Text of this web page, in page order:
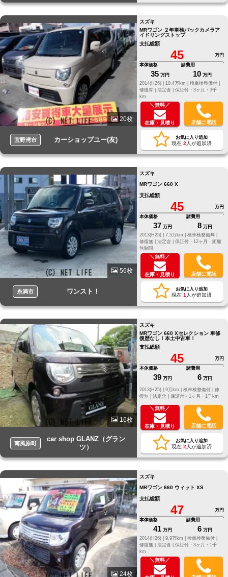
20枚
宜野湾市 カーショップユー(友)
スズキ
MRワゴン ２年車検バックカメラア
イドリングストップ
支払総額
45
万円
本体価格
35 万円
諸費用
10 万円
2014(H26) |
10.4万km |
検車検整備付 |
修復有 | 法定含 | 保証付・3ヶ月・3千
km
＼無料／
在庫・見積り 店舗に電話
お気に入り追加
現在 2 人が追加済
56枚
糸満市 ワンスト！
スズキ
MRワゴン 660 X
支払総額
45
万円
本体価格
37 万円
諸費用
8 万円
2013(H25) |
7.5万km |
検車検整備無 |
修復無 | 法定含 | 保証付・12ヶ月・距離
無制限
＼無料／
在庫・見積り 店舗に電話
お気に入り追加
現在 1 人が追加済
16枚
南風原町
car shop GLANZ（グラン
ツ）
スズキ
MRワゴン 660 Xセレクション 車修
復歴なし！本土中古車！
支払総額
45
万円
本体価格
39 万円
諸費用
6 万円
修
復無 | 法定含 | 保証付・1ヶ月・1千km
＼無料／
在庫・見積り 店舗に電話
お気に入り追加
現在 2 人が追加済
24枚
スズキ
MRワゴン 660 ウィット XS
支払総額
47
万円
本体価格
41 万円
諸費用
6 万円
2014(H26) |
9.9万km |
検車検整備付 |
修復無 | 法定含 | 保証付・3ヶ月・1千
km
＼無料／